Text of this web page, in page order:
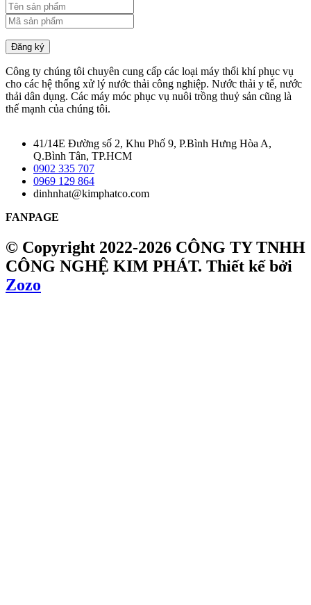
Đăng ký
Công ty chúng tôi chuyên cung cấp các loại máy thổi khí phục vụ
cho các hệ thống xử lý nước thải công nghiệp. Nước thải y tế, nước
thải dân dụng. Các máy móc phục vụ nuôi trồng thuỷ sản cũng là
thế mạnh của chúng tôi.
41/14E Đường số 2, Khu Phố 9, P.Bình Hưng Hòa A,
Q.Bình Tân, TP.HCM
0902 335 707
0969 129 864
dinhnhat@kimphatco.com
FANPAGE
© Copyright 2022-2026 CÔNG TY TNHH
CÔNG NGHỆ KIM PHÁT. Thiết kế bởi
Zozo